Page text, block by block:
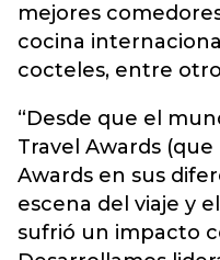
mejores
cocina
cocteles, entre
“Desde que el
Travel Awards
Awards en sus
escena del viaje y
sufrió un impacto